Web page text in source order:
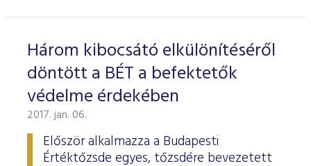
Három kibocsátó elkülönítéséről
döntött a BÉT a befektetők
védelme érdekében
2017. jan. 06.
Először alkalmazza a Budapesti
Értéktőzsde egyes, tőzsdére bevezetett